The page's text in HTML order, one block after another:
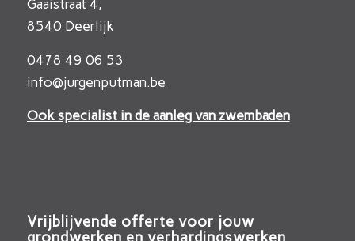
Gaaistraat 4,
8540 Deerlijk
0478 49 06 53
info@jurgenputman.be
Ook specialist in de aanleg van zwembaden
Vrijblijvende offerte voor jouw
grondwerken en verhardingswerken